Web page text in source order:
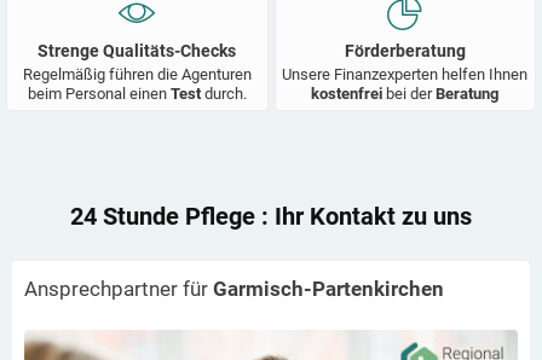
Strenge Qualitäts-Checks
Regelmäßig führen die Agenturen
beim Personal einen Test durch.
Förderberatung
Unsere Finanzexperten helfen Ihnen
kostenfrei bei derBeratung
24 Stunde Pflege : Ihr Kontakt zu uns
Ansprechpartner für Garmisch-Partenkirchen